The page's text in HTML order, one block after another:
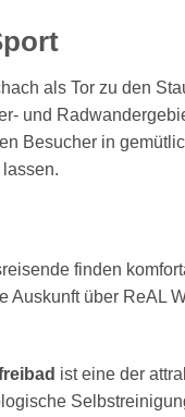
als Tor zu den
und
Besucher in
finden
Auskunft über ReAL
ist eine der